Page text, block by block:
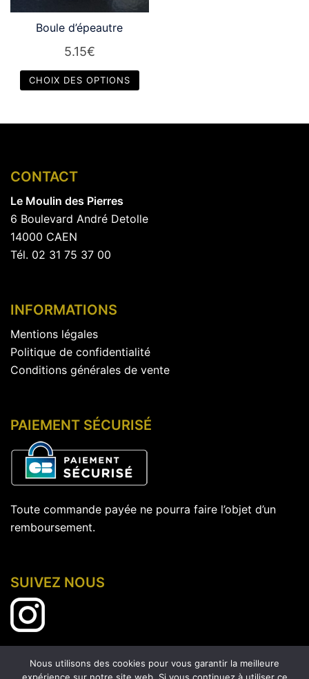
sur
la
du
Boule d’épeautre
5.15€
CHOIX DES OPTIONS
produit
Les
options
être
la
du
produit
CONTACT
Le Moulin des Pierres
6 Boulevard André Detolle
14000 CAEN
Tél. 02 31 75 37 00
INFORMATIONS
Mentions légales
Politique de confidentialité
Conditions générales de vente
PAIEMENT SÉCURISÉ
Toute commande payée ne pourra faire l’objet d’un
remboursement.
SUIVEZ NOUS
Nous utilisons des cookies pour vous garantir la meilleure